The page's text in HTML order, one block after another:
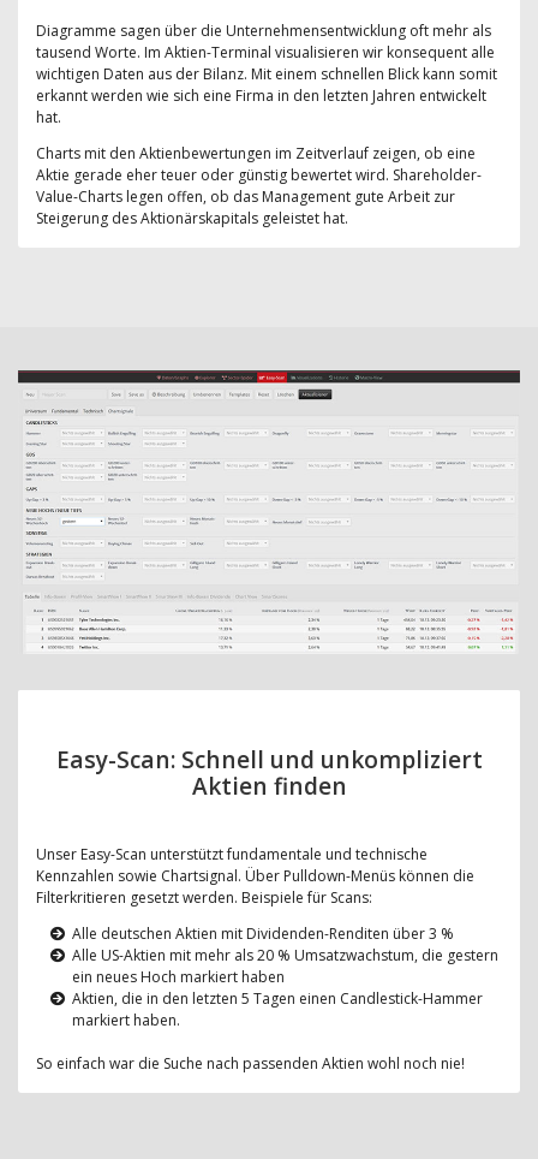
Diagramme sagen über die Unternehmensentwicklung oft mehr als
tausend Worte. Im Aktien-Terminal visualisieren wir konsequent alle
wichtigen Daten aus der Bilanz. Mit einem schnellen Blick kann somit
erkannt werden wie sich eine Firma in den letzten Jahren entwickelt
hat.
Charts mit den Aktienbewertungen im Zeitverlauf zeigen, ob eine
Aktie gerade eher teuer oder günstig bewertet wird. Shareholder-
Value-Charts legen offen, ob das Management gute Arbeit zur
Steigerung des Aktionärskapitals geleistet hat.
Easy-Scan: Schnell und unkompliziert
Aktien finden
Unser Easy-Scan unterstützt fundamentale und technische
Kennzahlen sowie Chartsignal. Über Pulldown-Menüs können die
Filterkritieren gesetzt werden. Beispiele für Scans:
Alle deutschen Aktien mit Dividenden-Renditen über 3 %
Alle US-Aktien mit mehr als 20 % Umsatzwachstum, die gestern
ein neues Hoch markiert haben
Aktien, die in den letzten 5 Tagen einen Candlestick-Hammer
markiert haben.
So einfach war die Suche nach passenden Aktien wohl noch nie!